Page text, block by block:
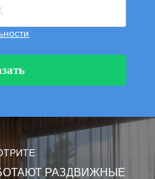
РАЗДВИЖНЫЕ